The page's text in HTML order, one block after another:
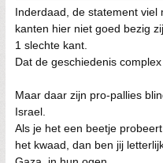
Inderdaad, de statement
kanten hier niet goed bezig
1 slechte kant.
Dat de geschiedenis
Maar daar zijn pro-pallies
Israel.
Als je het een beetje
het kwaad, dan ben jij